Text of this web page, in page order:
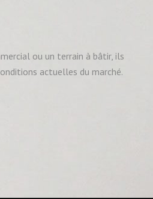
ou un terrain à bâtir, ils
actuelles du marché.